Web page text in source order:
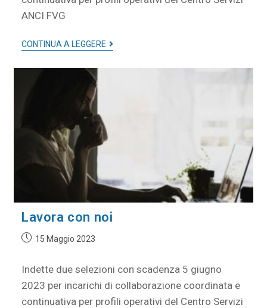
ANCI FVG
CONTINUA A LEGGERE
Lavora con noi
15 Maggio 2023
Indette due selezioni con scadenza 5 giugno
2023 per incarichi di collaborazione coordinata e
continuativa per profili operativi del Centro Servizi